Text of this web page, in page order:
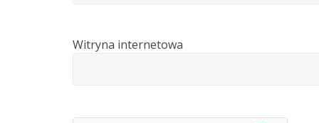
Witryna internetowa